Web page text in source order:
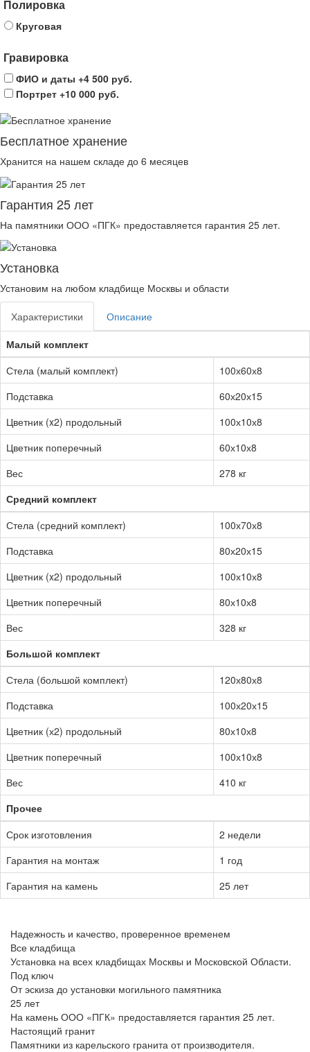
Полировка
Круговая
Гравировка
ФИО и даты +4 500 руб.
Портрет +10 000 руб.
Бесплатное хранение
Хранится на нашем складе до 6 месяцев
Гарантия 25 лет
На памятники ООО «ПГК» предоставляется гарантия 25 лет.
Установка
Установим на любом кладбище Москвы и области
Характеристики
Описание
Малый комплект
Стела (малый комплект)
100х60х8
Подставка
60х20х15
Цветник (x2) продольный
100х10х8
Цветник поперечный
60х10х8
Вес
278 кг
Средний комплект
Стела (средний комплект)
100х70х8
Подставка
80х20х15
Цветник (x2) продольный
100х10х8
Цветник поперечный
80х10х8
Вес
328 кг
Большой комплект
Стела (большой комплект)
120х80х8
Подставка
100х20х15
Цветник (х2) продольный
80х10х8
Цветник поперечный
100х10х8
Вес
410 кг
Прочее
Срок изготовления
2 недели
Гарантия на монтаж
1 год
Гарантия на камень
25 лет
Надежность и качество, проверенное временем
Все кладбища
Установка на всех кладбищах Москвы и Московской Области.
Под ключ
От эскиза до установки могильного памятника
25 лет
На камень ООО «ПГК» предоставляется гарантия 25 лет.
Настоящий гранит
Памятники из карельского гранита от производителя.